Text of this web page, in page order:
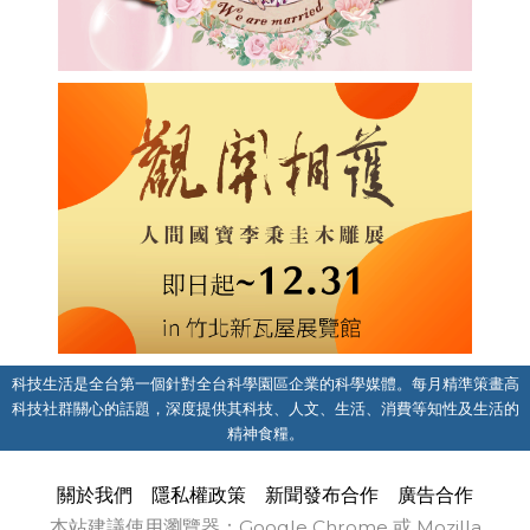
科技生活是全台第一個針對全台科學園區企業的科學媒體。每月精準策畫高
科技社群關心的話題，深度提供其科技、人文、生活、消費等知性及生活的
精神食糧。
關於我們 隱私權政策 新聞發布合作
廣告合作